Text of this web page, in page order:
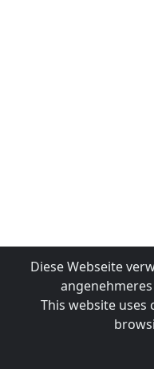
Diese Webseite
This website uses